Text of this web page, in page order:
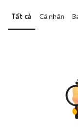
Tất cả Cá nhân